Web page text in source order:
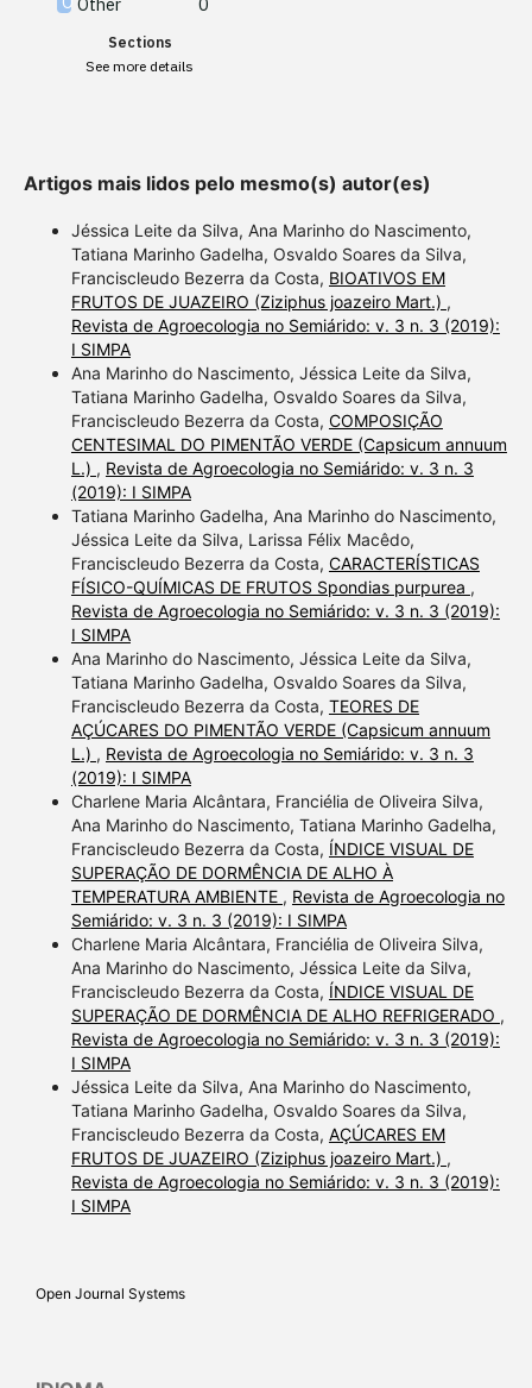
Sections
See more details
contrasts the cited claim, and
a label indicating in which
section the citation was
made.
Artigos mais lidos pelo mesmo(s) autor(es)
Jéssica Leite da Silva, Ana Marinho do Nascimento,
Tatiana Marinho Gadelha, Osvaldo Soares da Silva,
Franciscleudo Bezerra da Costa, BIOATIVOS EM
FRUTOS DE JUAZEIRO (Ziziphus joazeiro Mart.) ,
Revista de Agroecologia no Semiárido: v. 3 n. 3 (2019):
I SIMPA
Ana Marinho do Nascimento, Jéssica Leite da Silva,
Tatiana Marinho Gadelha, Osvaldo Soares da Silva,
Franciscleudo Bezerra da Costa, COMPOSIÇÃO
CENTESIMAL DO PIMENTÃO VERDE (Capsicum annuum
L.) , Revista de Agroecologia no Semiárido: v. 3 n. 3
(2019): I SIMPA
Tatiana Marinho Gadelha, Ana Marinho do Nascimento,
Jéssica Leite da Silva, Larissa Félix Macêdo,
Franciscleudo Bezerra da Costa, CARACTERÍSTICAS
FÍSICO-QUÍMICAS DE FRUTOS Spondias purpurea ,
Revista de Agroecologia no Semiárido: v. 3 n. 3 (2019):
I SIMPA
Ana Marinho do Nascimento, Jéssica Leite da Silva,
Tatiana Marinho Gadelha, Osvaldo Soares da Silva,
Franciscleudo Bezerra da Costa, TEORES DE
AÇÚCARES DO PIMENTÃO VERDE (Capsicum annuum
L.) , Revista de Agroecologia no Semiárido: v. 3 n. 3
(2019): I SIMPA
Charlene Maria Alcântara, Franciélia de Oliveira Silva,
Ana Marinho do Nascimento, Tatiana Marinho Gadelha,
Franciscleudo Bezerra da Costa, ÍNDICE VISUAL DE
SUPERAÇÃO DE DORMÊNCIA DE ALHO À
TEMPERATURA AMBIENTE , Revista de Agroecologia no
Semiárido: v. 3 n. 3 (2019): I SIMPA
Charlene Maria Alcântara, Franciélia de Oliveira Silva,
Ana Marinho do Nascimento, Jéssica Leite da Silva,
Franciscleudo Bezerra da Costa, ÍNDICE VISUAL DE
SUPERAÇÃO DE DORMÊNCIA DE ALHO REFRIGERADO ,
Revista de Agroecologia no Semiárido: v. 3 n. 3 (2019):
I SIMPA
Jéssica Leite da Silva, Ana Marinho do Nascimento,
Tatiana Marinho Gadelha, Osvaldo Soares da Silva,
Franciscleudo Bezerra da Costa, AÇÚCARES EM
FRUTOS DE JUAZEIRO (Ziziphus joazeiro Mart.) ,
Revista de Agroecologia no Semiárido: v. 3 n. 3 (2019):
I SIMPA
Open Journal Systems